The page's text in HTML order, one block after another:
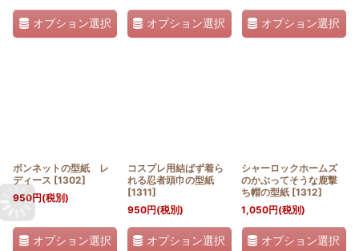
オプション選択 オプション選択 オプション選択
ボンネットの型紙 レ
ディース [1302]
950円(税別)
オプション選択
コスプレ用結ばず着ら
れる忍者頭巾の型紙
[1311]
950円(税別)
オプション選択
シャーロックホームズ
のかぶってそうな鹿撃
ち帽の型紙 [1312]
1,050円(税別)
オプション選択